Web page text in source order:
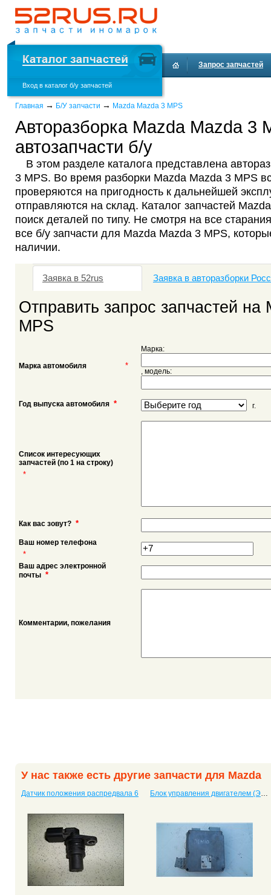
Вход в каталог б/у запчастей
Запрос запчастей
Главная → Б/У запчасти → Mazda Mazda 3 MPS
Авторазборка Mazda Mazda 3
автозапчасти б/у
В этом разделе каталога представлена
3 MPS. Во время разборки Mazda Mazda 3 MPS
проверяются на пригодность к дальнейшей
отправляются на склад. Каталог запчастей
поиск деталей по типу. Не смотря на все
все б/у запчасти для Mazda Mazda 3 MPS,
наличии.
Заявка в 52rus Заявка в авторазборки
Отправить запрос запчастей на
MPS
Марка автомобиля *
Марка:
, модель:
Год выпуска автомобиля * г.
Список интересующих
запчастей (по 1 на строку)
*
Как вас зовут? *
Ваш номер телефона
*
Ваш адрес электронной
почты *
Комментарии, пожелания
У нас также есть другие запчасти для Mazda
Датчик положения распредвала 6 Блок управления двигателем (ЭБУ, мозги) Demio